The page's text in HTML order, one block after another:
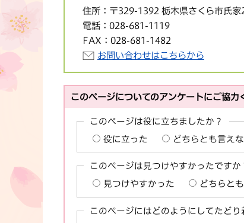
住所： 〒329-1392 栃木県さくら市氏
電話： 028-681-1119
FAX： 028-681-1482
お問い合わせはこちらから
このページについてのアンケートにご協力
このページは役に立ちましたか？
役に立った どちらとも言え
このページは見つけやすかったですか
見つけやすかった どちらと
このページにはどのようにしてたどり